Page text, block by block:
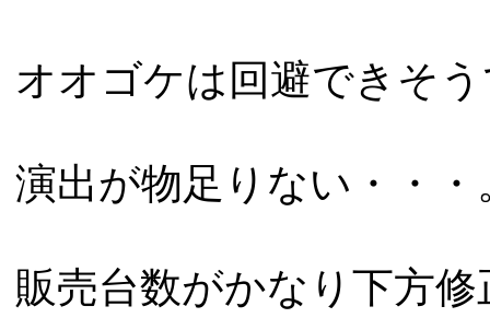
オオゴケは回避できそ
演出が物足りない・・・
販売台数がかなり下方